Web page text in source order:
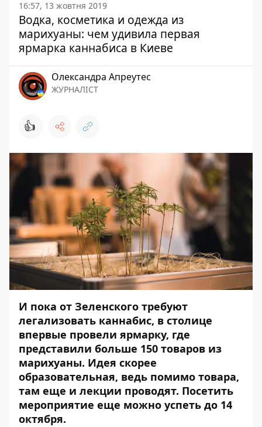
16:57, 13 жовтня 2019
Водка, косметика и одежда из
марихуаны: чем удивила первая
ярмарка каннабиса в Киеве
Олександра Апреутес
ЖУРНАЛІСТ
👍
И пока от Зеленского требуют
легализовать каннабис, в столице
впервые провели ярмарку, где
представили больше 150 товаров из
марихуаны. Идея скорее
образовательная, ведь помимо товара,
там еще и лекции проводят. Посетить
мероприятие еще можно успеть до 14
октября.